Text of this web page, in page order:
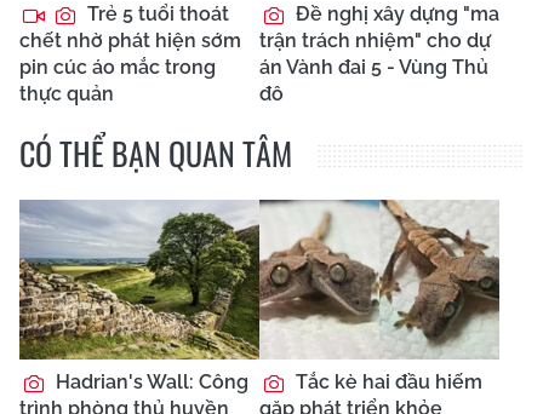
Trẻ 5 tuổi thoát
chết nhờ phát hiện sớm
pin cúc áo mắc trong
thực quản
Đề nghị xây dựng "ma
trận trách nhiệm" cho dự
án Vành đai 5 - Vùng Thủ
đô
CÓ THỂ BẠN QUAN TÂM
Hadrian's Wall: Công
trình phòng thủ huyền
Tắc kè hai đầu hiếm
gặp phát triển khỏe